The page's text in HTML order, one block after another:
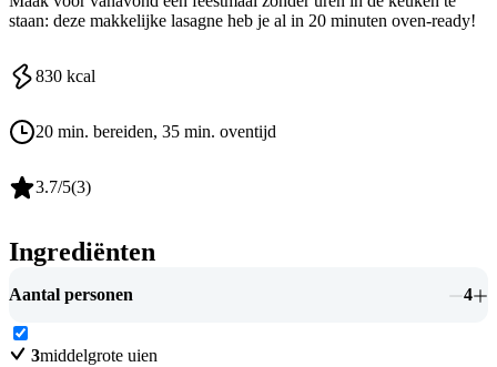
staan: deze makkelijke lasagne heb je al in 20 minuten oven-ready!
830 kcal
20 min. bereiden, 35 min. oventijd
3.7/5(3)
Ingrediënten
Aantal personen 4
3middelgrote uien